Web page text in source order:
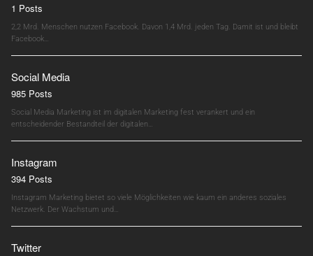
1 Posts
2,2 Mrd. Menschen nutzen Facebook. Davon 1,4 Mrd. jeden Tag. Damit ist und bleibt
Facebook…
Social Media
985 Posts
Social Media Marketing ist im digitalen Marketing fest verankert und ein
entscheidender Bestandteil der digitalen…
Instagram
394 Posts
Instagram Marketing bietet so viele Möglichkeiten wie kaum ein anderes soziales
Netzwerk. Der Wachstum und…
Twitter